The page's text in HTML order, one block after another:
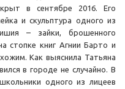
в сентябре 2016. Его
и скульптура одного из
– зайки, брошенного
стопке книг Агнии Барто и
Как выяснила Татьяна
в городе не случайно. В
одного из лицеев